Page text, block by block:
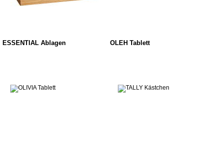
ESSENTIAL Ablagen OLEH Tablett